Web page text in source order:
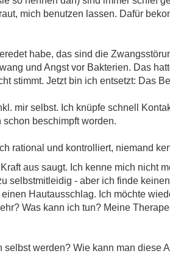
mich benutzen lassen. Dafür
habe, das sind die
und Angst vor Bakterien. Das
stimmt. Jetzt bin ich entsetzt: Das
mir selbst. Ich knüpfe schnell
beschimpft worden.
rational und kontrolliert, niemand
aus saugt. Ich kenne mich nicht
selbstmitleidig - aber ich finde
Hautausschlag. Ich möchte
Was kann ich tun? Meine
selbst werden? Wie kann man diese